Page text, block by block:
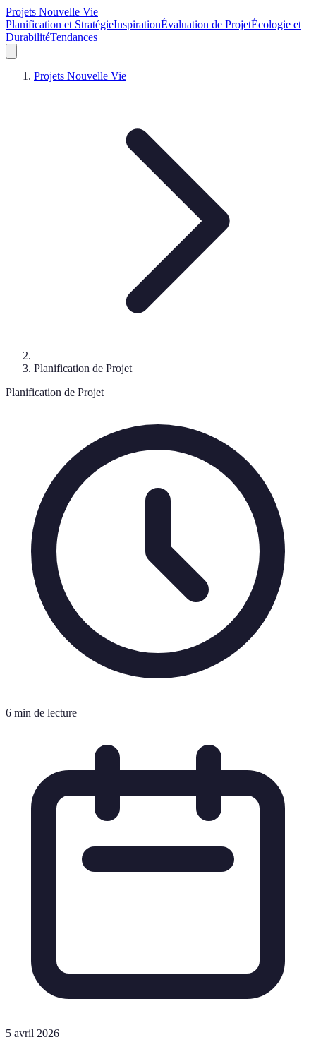
Projets Nouvelle Vie
Planification et StratégieInspirationÉvaluation de ProjetÉcologie et
DurabilitéTendances
Projets Nouvelle Vie
Planification de Projet
Planification de Projet
6 min de lecture
5 avril 2026